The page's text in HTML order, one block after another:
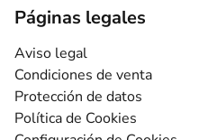
Páginas legales
Aviso legal
Condiciones de venta
Protección de datos
Política de Cookies